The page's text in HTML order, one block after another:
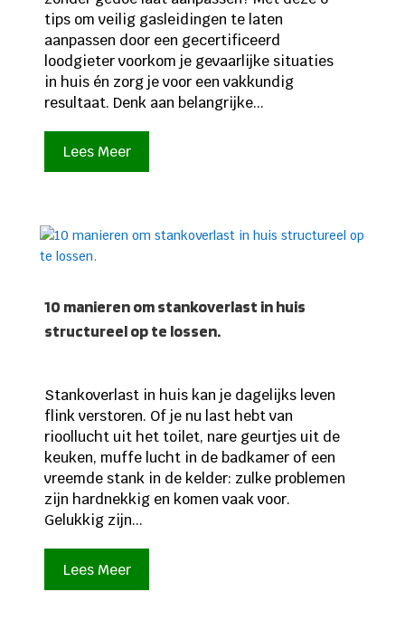
tips om veilig gasleidingen te laten
aanpassen door een gecertificeerd
loodgieter voorkom je gevaarlijke situaties
in huis én zorg je voor een vakkundig
resultaat. Denk aan belangrijke...
Lees Meer
10 manieren om stankoverlast in huis
structureel op te lossen.
Stankoverlast in huis kan je dagelijks leven
flink verstoren. Of je nu last hebt van
rioollucht uit het toilet, nare geurtjes uit de
keuken, muffe lucht in de badkamer of een
vreemde stank in de kelder: zulke problemen
zijn hardnekkig en komen vaak voor.
Gelukkig zijn...
Lees Meer